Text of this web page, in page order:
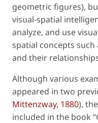
geometric figures),
visual-spatial
analyze, and use
spatial concepts such
and their
Although various
appeared in two
Mittenzway, 1880),
included in the book